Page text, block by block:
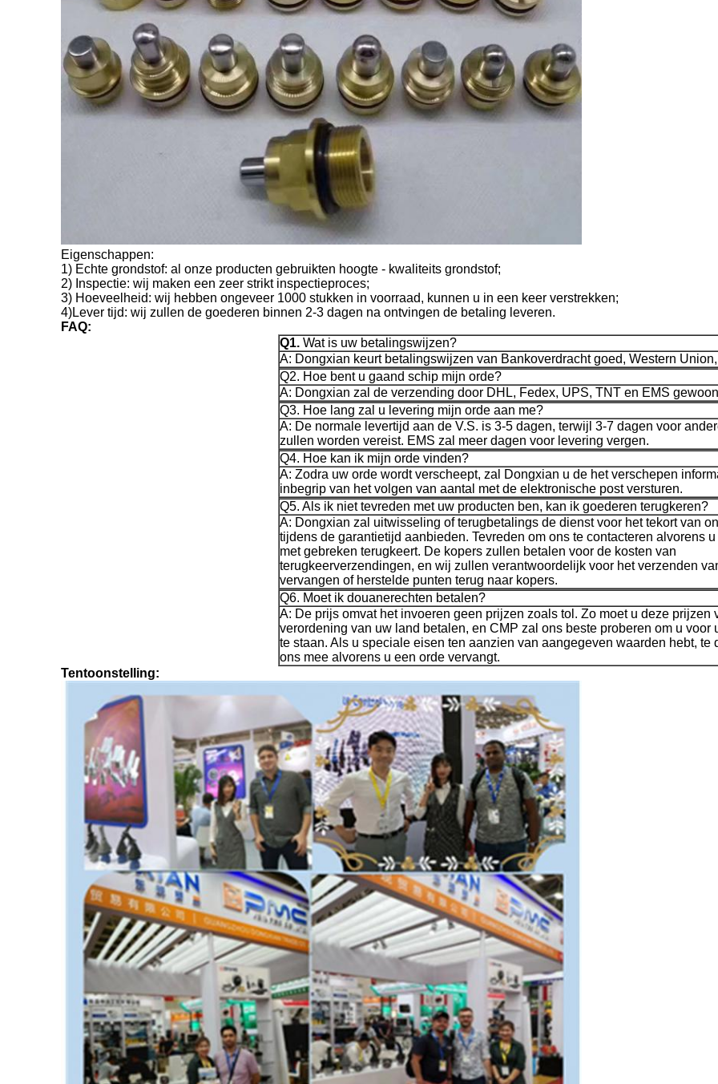
Eigenschappen:
1) Echte grondstof: al onze producten gebruikten hoogte - kwaliteits grondstof;
2) Inspectie: wij maken een zeer strikt inspectieproces;
3) Hoeveelheid: wij hebben ongeveer 1000 stukken in voorraad, kunnen u in een keer verstrekken;
4)Lever tijd: wij zullen de goederen binnen 2-3 dagen na ontvingen de betaling leveren.
FAQ:
Q1. Wat is uw betalingswijzen?
A: Dongxian keurt betalingswijzen van Bankoverdracht goed, Western
Q2. Hoe bent u gaand schip mijn orde?
A: Dongxian zal de verzending door DHL, Fedex, UPS, TNT en EMS
Q3. Hoe lang zal u levering mijn orde aan me?
A: De normale levertijd aan de V.S. is 3-5 dagen, terwijl 3-7 dagen voor
zullen worden vereist. EMS zal meer dagen voor levering vergen.
Q4. Hoe kan ik mijn orde vinden?
A: Zodra uw orde wordt verscheept, zal Dongxian u de het verschepen
inbegrip van het volgen van aantal met de elektronische post versturen.
Q5. Als ik niet tevreden met uw producten ben, kan ik goederen terugkeren?
A: Dongxian zal uitwisseling of terugbetalings de dienst voor het tekort van
tijdens de garantietijd aanbieden. Tevreden om ons te contacteren alvorens
met gebreken terugkeert. De kopers zullen betalen voor de kosten van
terugkeerverzendingen, en wij zullen verantwoordelijk voor het verzenden
vervangen of herstelde punten terug naar kopers.
Q6. Moet ik douanerechten betalen?
A: De prijs omvat het invoeren geen prijzen zoals tol. Zo moet u deze prijzen
verordening van uw land betalen, en CMP zal ons beste proberen om u voor
te staan. Als u speciale eisen ten aanzien van aangegeven waarden hebt, te
ons mee alvorens u een orde vervangt.
Tentoonstelling: